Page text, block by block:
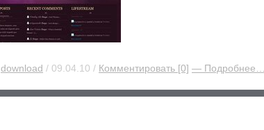
download / 09.04.10 / Комментировать [0] — Подробнее…